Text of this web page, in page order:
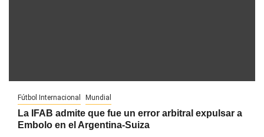
Fútbol Internacional Mundial
La IFAB admite que fue un error arbitral expulsar a
Embolo en el Argentina-Suiza